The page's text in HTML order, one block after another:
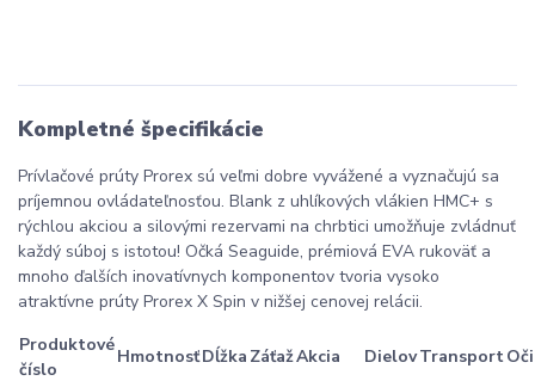
Kompletné špecifikácie
Prívlačové prúty Prorex sú veľmi dobre vyvážené a vyznačujú sa
príjemnou ovládateľnosťou. Blank z uhlíkových vlákien HMC+ s
rýchlou akciou a silovými rezervami na chrbtici umožňuje zvládnuť
každý súboj s istotou! Očká Seaguide, prémiová EVA rukoväť a
mnoho ďalších inovatívnych komponentov tvoria vysoko
atraktívne prúty Prorex X Spin v nižšej cenovej relácii.
Produktové
číslo
HmotnosťDĺžka ZáťažAkcia DielovTransport